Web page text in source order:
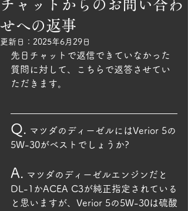
チャットからのお問い合わ
せへの返事
更新日： 2025年6月29日
先日チャットで返信できていなかった
質問に対して、こちらで返答させてい
ただきます。
Q.
マツダのディーゼルにはVerior 5の
5W-30がベストでしょうか?
A.
マツダのディーゼルエンジンだと
DL-1かACEA C3が純正指定されている
と思いますが、Verior 5の5W-30は硫酸